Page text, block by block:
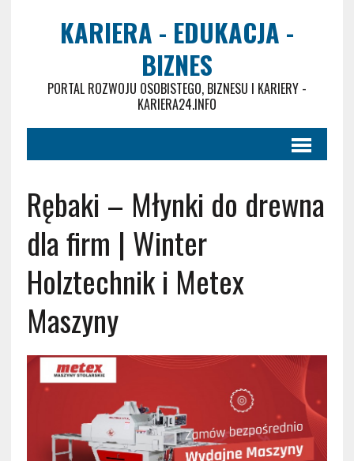
KARIERA - EDUKACJA -
BIZNES
PORTAL ROZWOJU OSOBISTEGO, BIZNESU I KARIERY -
KARIERA24.INFO
Rębaki – Młynki do drewna
dla firm | Winter
Holztechnik i Metex
Maszyny